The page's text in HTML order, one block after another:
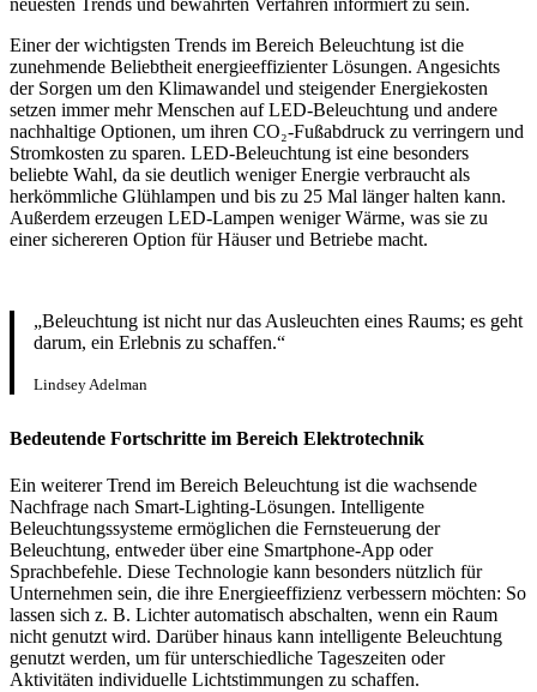
Einer der wichtigsten Trends im Bereich Beleuchtung ist die
zunehmende Beliebtheit energieeffizienter Lösungen. Angesichts
der Sorgen um den Klimawandel und steigender Energiekosten
setzen immer mehr Menschen auf LED-Beleuchtung und andere
nachhaltige Optionen, um ihren CO₂-Fußabdruck zu verringern und
Stromkosten zu sparen. LED-Beleuchtung ist eine besonders
beliebte Wahl, da sie deutlich weniger Energie verbraucht als
herkömmliche Glühlampen und bis zu 25 Mal länger halten kann.
Außerdem erzeugen LED-Lampen weniger Wärme, was sie zu
einer sichereren Option für Häuser und Betriebe macht.
„Beleuchtung ist nicht nur das Ausleuchten eines Raums; es geht
darum, ein Erlebnis zu schaffen.“
Lindsey Adelman
Bedeutende Fortschritte im Bereich Elektrotechnik
Ein weiterer Trend im Bereich Beleuchtung ist die wachsende
Nachfrage nach Smart-Lighting-Lösungen. Intelligente
Beleuchtungssysteme ermöglichen die Fernsteuerung der
Beleuchtung, entweder über eine Smartphone-App oder
Sprachbefehle. Diese Technologie kann besonders nützlich für
Unternehmen sein, die ihre Energieeffizienz verbessern möchten: So
lassen sich z. B. Lichter automatisch abschalten, wenn ein Raum
nicht genutzt wird. Darüber hinaus kann intelligente Beleuchtung
genutzt werden, um für unterschiedliche Tageszeiten oder
Aktivitäten individuelle Lichtstimmungen zu schaffen.